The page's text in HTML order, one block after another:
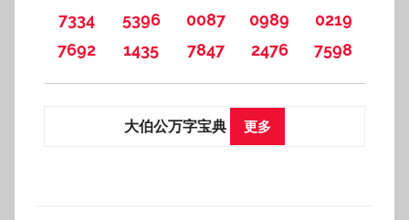
7334 5396 0087 0989
0219
7692
1435 7847 2476 7598
大伯公万字宝典 更多